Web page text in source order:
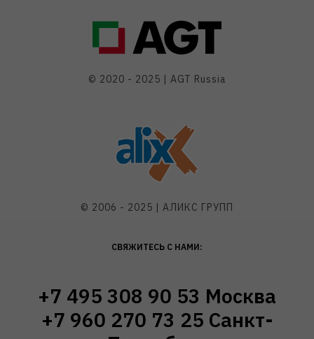
© 2020 - 2025 | AGT Russia
© 2006 - 2025 | АЛИКС ГРУПП
СВЯЖИТЕСЬ С НАМИ:
+7 495 308 90 53 Москва
+7 960 270 73 25 Санкт-